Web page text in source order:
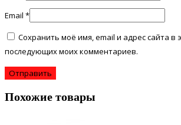
Email *
Сохранить моё имя, email и адрес сайта в
последующих моих комментариев.
Похожие товары